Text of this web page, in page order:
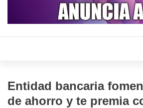
Entidad bancaria
de ahorro y te premia